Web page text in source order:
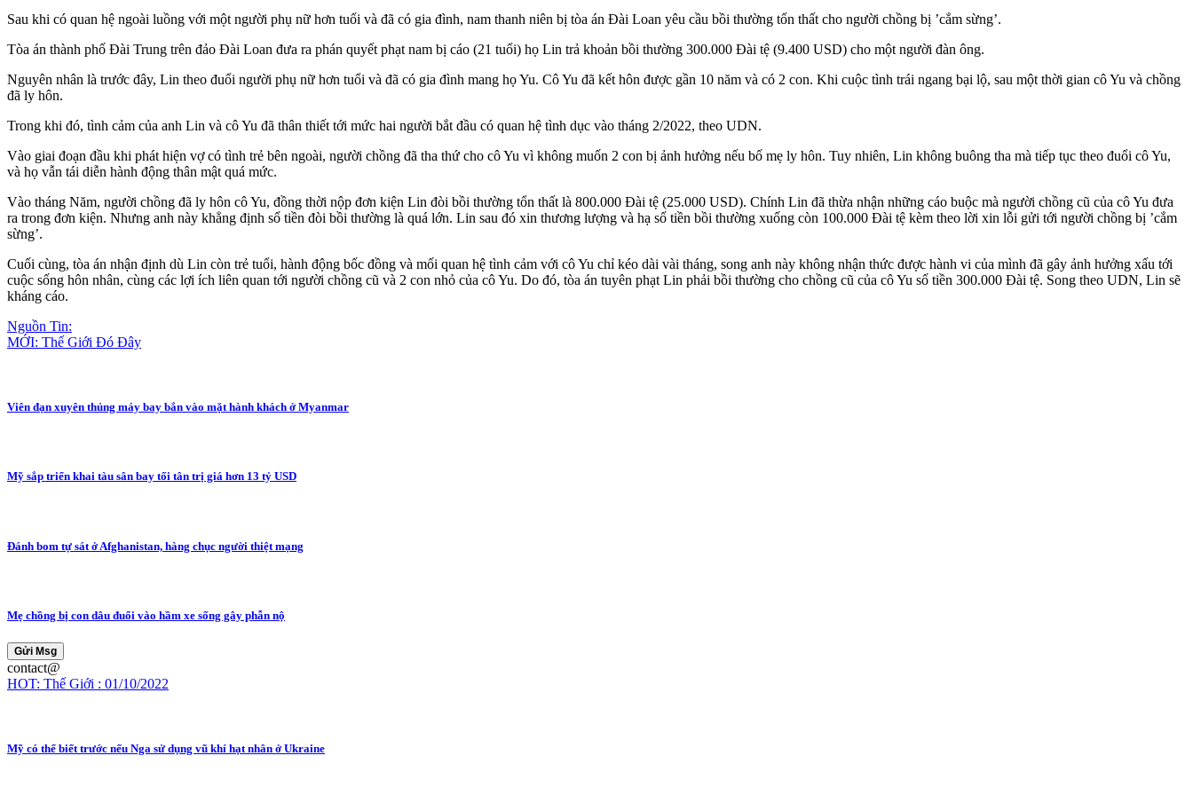
Sau khi có quan hệ ngoài luồng với một người phụ nữ hơn tuổi và đã có gia đình, nam thanh niên bị tòa án Đài Loan yêu cầu bồi thường tổn thất cho người chồng bị ’cắm sừng’.
Tòa án thành phố Đài Trung trên đảo Đài Loan đưa ra phán quyết phạt nam bị cáo (21 tuổi) họ Lin trả khoản bồi thường 300.000 Đài tệ (9.400 USD) cho một người đàn ông.
Nguyên nhân là trước đây, Lin theo đuổi người phụ nữ hơn tuổi và đã có gia đình mang họ Yu. Cô Yu đã kết hôn được gần 10 năm và có 2 con. Khi cuộc tình trái ngang bại lộ, sau một thời gian cô Yu và chồng
đã ly hôn.
Trong khi đó, tình cảm của anh Lin và cô Yu đã thân thiết tới mức hai người bắt đầu có quan hệ tìn‌ּh dụ‌ּc vào tháng 2/2022, theo UDN.
Vào giai đoạn đầu khi phát hiện vợ có tình trẻ bên ngoài, người chồng đã tha thứ cho cô Yu vì không muốn 2 con bị ảnh hưởng nếu bố mẹ ly hôn. Tuy nhiên, Lin không buông tha mà tiếp tục theo đuổi cô Yu,
và họ vẫn tái diễn hành động thân mật quá mức.
Vào tháng Năm, người chồng đã ly hôn cô Yu, đồng thời nộp đơn kiện Lin đòi bồi thường tổn thất là 800.000 Đài tệ (25.000 USD). Chính Lin đã thừa nhận những cáo buộc mà người chồng cũ của cô Yu đưa
ra trong đơn kiện. Nhưng anh này khẳng định số tiền đòi bồi thường là quá lớn. Lin sau đó xin thương lượng và hạ số tiền bồi thường xuống còn 100.000 Đài tệ kèm theo lời xin lỗi gửi tới người chồng bị ’cắm
sừng’.
Cuối cùng, tòa án nhận định dù Lin còn trẻ tuổi, hành động bốc đồng và mối quan hệ tình cảm với cô Yu chỉ kéo dài vài tháng, song anh này không nhận thức được hành vi của mình đã gây ảnh hưởng xấu tới
cuộc sống hôn nhân, cùng các lợi ích liên quan tới người chồng cũ và 2 con nhỏ của cô Yu. Do đó, tòa án tuyên phạt Lin phải bồi thường cho chồng cũ của cô Yu số tiền 300.000 Đài tệ. Song theo UDN, Lin sẽ
kháng cáo.
Nguồn Tin:
MỚI: Thế Giới Đó Đây
Viên đạn xuyên thủng máy bay bắn vào mặt hành khách ở Myanmar
Mỹ sắp triển khai tàu sân bay tối tân trị giá hơn 13 tỷ USD
Đánh bom tự sát ở Afghanistan, hàng chục người thiệt mạng
Mẹ chồng bị con dâu đuổi vào hầm xe sống gây phẫn nộ
Gửi Msg
contact@
HOT: Thế Giới : 01/10/2022
Mỹ có thể biết trước nếu Nga sử dụng vũ khí hạt nhân ở Ukraine